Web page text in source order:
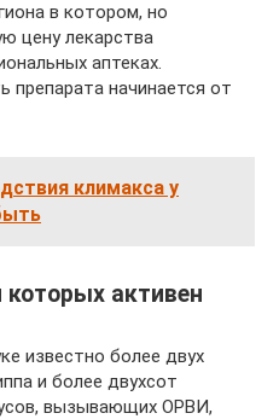
в котором, но
цену лекарства
аптеках.
препарата начинается от
климакса у
активен
известно более двух
и более двухсот
вызывающих ОРВИ,